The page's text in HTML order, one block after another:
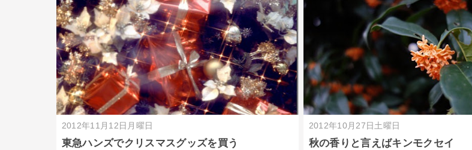
2012年11月12日月曜日
東急ハンズでクリスマスグッズを買う
2012年10月27日土曜日
秋の香りと言えばキンモクセイ